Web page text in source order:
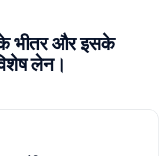
के भीतर और इसके
लेन।